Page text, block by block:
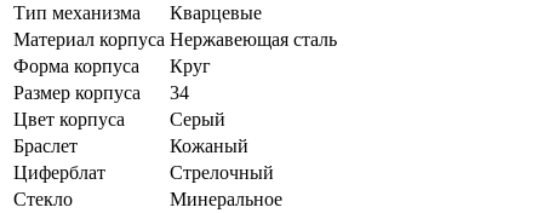
Тип механизма
Кварцевые
Материал корпуса Нержавеющая сталь
Форма корпуса
Круг
Размер корпуса
34
Цвет корпуса
Серый
Браслет
Кожаный
Циферблат
Стрелочный
Стекло
Минеральное